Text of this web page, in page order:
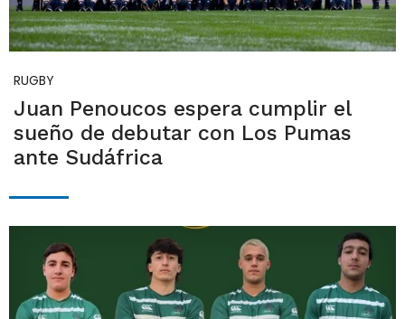
RUGBY
Juan Penoucos espera cumplir el
sueño de debutar con Los Pumas
ante Sudáfrica